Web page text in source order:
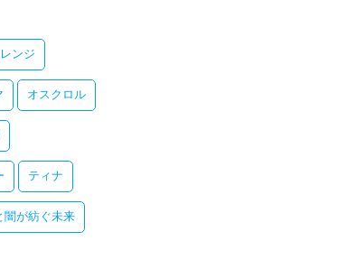
ンジ
オスクロル
ティナ
闇が紡ぐ未来